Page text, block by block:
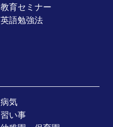
教育セミナー
英語勉強法
病気
習い事